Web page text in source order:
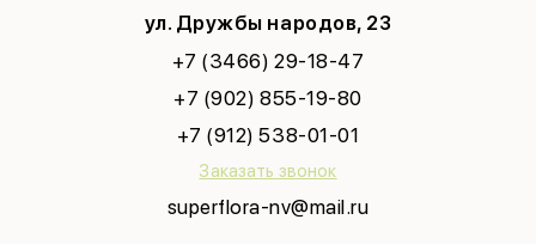
ул. Дружбы народов, 23
+7 (3466) 29-18-47
+7 (902) 855-19-80
+7 (912) 538-01-01
Заказать звонок
superflora-nv@mail.ru